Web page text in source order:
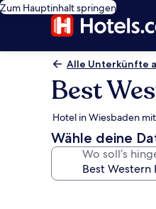
Zum Hauptinhalt springen
Alle Unterkünfte
Best
Hotel in Wiesbaden
Wähle deine
Wo soll’s